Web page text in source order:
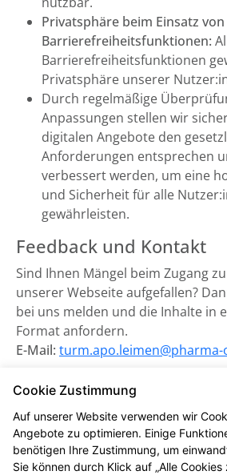
Privatsphäre beim Einsatz von
Barrierefreiheitsfunktionen:
Barrierefreiheitsfunktionen
Privatsphäre unserer
Durch regelmäßige
Anpassungen stellen wir
digitalen Angebote den
Anforderungen entsprechen
verbessert werden, um eine
und Sicherheit für alle
gewährleisten.
Feedback und Kontakt
Sind Ihnen Mängel beim Zugang
unserer Webseite aufgefallen?
bei uns melden und die Inhalte in
Format anfordern.
E-Mail:
Zuständige
Marktüberwachungsstelle der
Barrierefreiheit von Produkten
(MLBF) in Magdeburg, Sachsen-
Cookie Zustimmung
Auf unserer Website verwenden wir
Angebote zu optimieren. Einige
benötigen Ihre Zustimmung, um
Sie können durch Klick auf „Alle Cookies